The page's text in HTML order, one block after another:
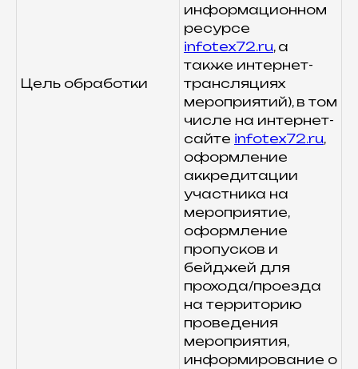
Цель обработки
информационном
ресурсе
infotex72.ru, а
также интернет-
трансляциях
мероприятий), в том
числе на интернет-
сайте infotex72.ru,
оформление
аккредитации
участника на
мероприятие,
оформление
пропусков и
бейджей для
прохода/проезда
на территорию
проведения
мероприятия,
информирование о